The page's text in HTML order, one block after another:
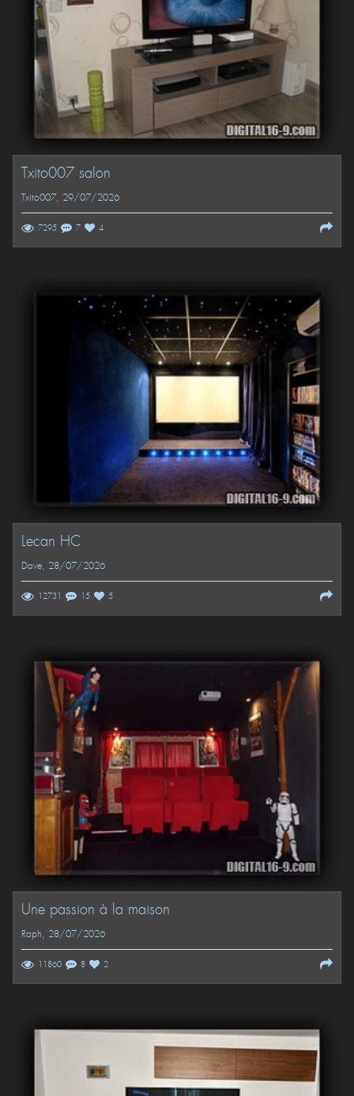
Txito007 salon
Txito007, 29/07/2026
7295 7 4
Lecan HC
Dave, 28/07/2026
12731 15 5
Une passion à la maison
Raph, 28/07/2026
11860 8 2